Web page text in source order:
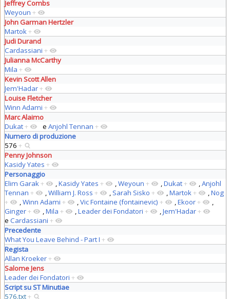
Jeffrey Combs
Weyoun +
John Garman Hertzler
Martok+
Judi Durand
Cardassiani +
Julianna McCarthy
Mila +
Kevin Scott Allen
Jem'Hadar+
Louise Fletcher
Winn Adami +
Marc Alaimo
Dukat+ e Anjohl Tennan +
Numero di produzione
576 +
Penny Johnson
Kasidy Yates +
Personaggio
Elim Garak+ ,Kasidy Yates + ,Weyoun + ,Dukat+ ,Anjohl
Tennan + ,William J. Ross + , Sarah Sisko + ,Martok+ ,Nog
+
,Winn Adami + ,Vic Fontaine (fontainevic) + ,Ekoor+
,
Ginger+ ,Mila + ,Leader dei Fondatori + ,Jem'Hadar+
e Cardassiani +
Precedente
What You Leave Behind - Part I +
Regista
Allan Kroeker+
Salome Jens
Leader dei Fondatori +
Script su ST Minutiae
576.txt+